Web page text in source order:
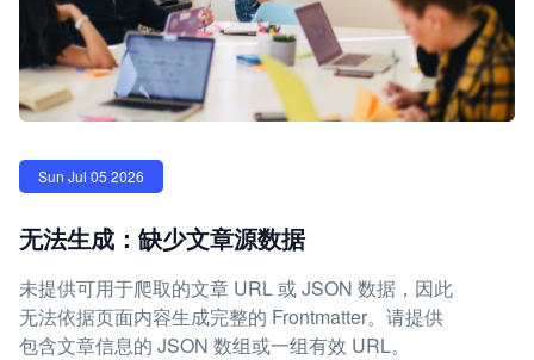
Sun Jul 05 2026
无法生成：缺少文章源数据
未提供可用于爬取的文章 URL 或 JSON 数据，因此
无法依据页面内容生成完整的 Frontmatter。请提供
包含文章信息的 JSON 数组或一组有效 URL。